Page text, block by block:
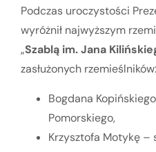
Podczas uroczystości
wyróżnił najwyższym
„Szablą im. Jana
zasłużonych rzemieślników:
Bogdana
Pomorskiego,
Krzysztofa Motykę –